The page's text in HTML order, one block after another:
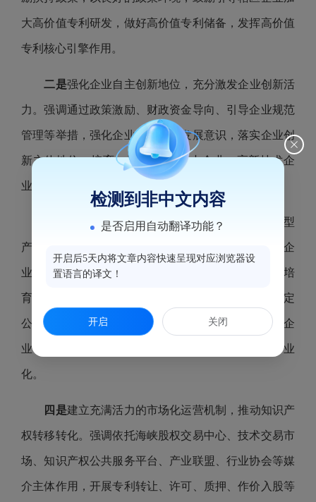
大高价值专利研发，做好高价值专利储备，发挥高价值
专利核心引擎作用。
二是强化企业自主创新地位，充分激发企业创新活
力。强调通过政策激励、财政资金导向、引导企业规范
管理等举措，强化企业创新驱动发展意识，落实企业创
新主体地位，培育一批“科技型中小企业、高新技术企
业、科技小巨人企业、专精特新企业”。
深化专利导航产业赋能，促进知识产权密集型
产业发展。强调实施开展产业规划类专利导航项目和企
业运营类专利导航项目，加强知识产权密集型产业培
育，引导专利密集型企业在“专利密集型产品备案认定
公共平台”进行专利密集型产品备案。鼓励辅导推荐企
业申报国家、省、市各级专利奖，推进专利实施与产业
化。
四是建立充满活力的市场化运营机制，推动知识产
权转移转化。强调依托海峡股权交易中心、技术交易市
场、知识产权公共服务平台、产业联盟、行业协会等媒
介主体作用，开展专利转让、许可、质押、作价入股等
检测到非中文内容
是否启用自动翻译功能？
开启后5天内将文章内容快速呈现对应浏览器设
置语言的译文！
开启 关闭